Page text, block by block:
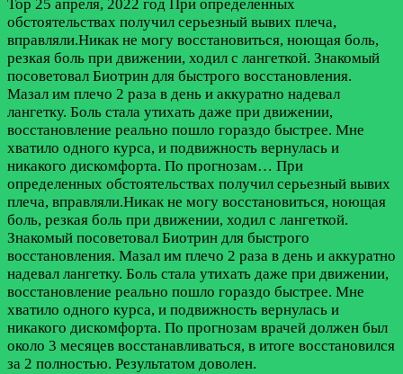
Тор 25 апреля, 2022 год При определенных
обстоятельствах получил серьезный вывих плеча,
вправляли.Никак не могу восстановиться, ноющая боль,
резкая боль при движении, ходил с лангеткой. Знакомый
посоветовал Биотрин для быстрого восстановления.
Мазал им плечо 2 раза в день и аккуратно надевал
лангетку. Боль стала утихать даже при движении,
восстановление реально пошло гораздо быстрее. Мне
хватило одного курса, и подвижность вернулась и
никакого дискомфорта. По прогнозам… При
определенных обстоятельствах получил серьезный вывих
плеча, вправляли.Никак не могу восстановиться, ноющая
боль, резкая боль при движении, ходил с лангеткой.
Знакомый посоветовал Биотрин для быстрого
восстановления. Мазал им плечо 2 раза в день и аккуратно
надевал лангетку. Боль стала утихать даже при движении,
восстановление реально пошло гораздо быстрее. Мне
хватило одного курса, и подвижность вернулась и
никакого дискомфорта. По прогнозам врачей должен был
около 3 месяцев восстанавливаться, в итоге восстановился
за 2 полностью. Результатом доволен.